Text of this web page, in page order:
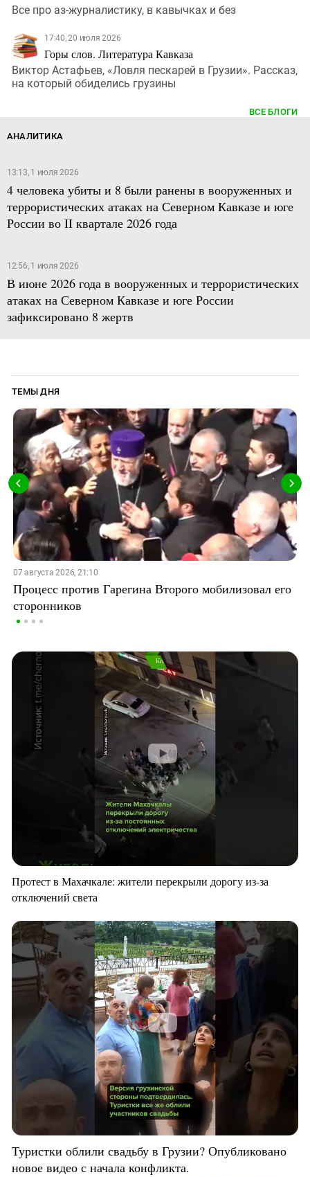
Все про аз-журналистику, в кавычках и без
17:40, 20 июля 2026
Горы слов. Литература Кавказа
Виктор Астафьев, «Ловля пескарей в Грузии». Рассказ,
на который обиделись грузины
ВСЕ БЛОГИ
АНАЛИТИКА
13:13, 1 июля 2026
4 человека убиты и 8 были ранены в вооруженных и
террористических атаках на Северном Кавказе и юге
России во II квартале 2026 года
12:56, 1 июля 2026
В июне 2026 года в вооруженных и террористических
атаках на Северном Кавказе и юге России
зафиксировано 8 жертв
ТЕМЫ ДНЯ
07 августа 2026, 21:10
Процесс против Гарегина Второго мобилизовал его
сторонников
Протест в Махачкале: жители перекрыли дорогу из-за
отключений света
Туристки облили свадьбу в Грузии? Опубликовано
новое видео с начала конфликта.